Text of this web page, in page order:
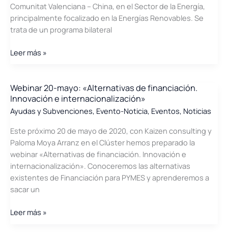
Comunitat Valenciana – China, en el Sector de la Energía,
principalmente focalizado en la Energías Renovables. Se
trata de un programa bilateral
Programa
de
Tecnología
CECV-
Leer más »
Webinar 20-mayo: «Alternativas de financiación.
Innovación e internacionalización»
Ayudas y Subvenciones, Evento-Noticia, Eventos, Noticias
Este próximo 20 de mayo de 2020, con Kaizen consulting y
Paloma Moya Arranz en el Clúster hemos preparado la
webinar «Alternativas de financiación. Innovación e
internacionalización». Conoceremos las alternativas
existentes de Financiación para PYMES y aprenderemos a
sacar un
Webinar
Leer más »